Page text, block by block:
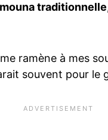
mouna traditionnelle
ramène à mes
souvent pour le